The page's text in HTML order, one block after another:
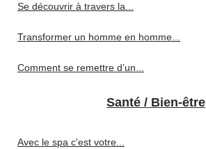
Se découvrir à travers la...
Transformer un homme en homme...
Comment se remettre d’un...
Santé / Bien-être
Avec le spa c'est votre...